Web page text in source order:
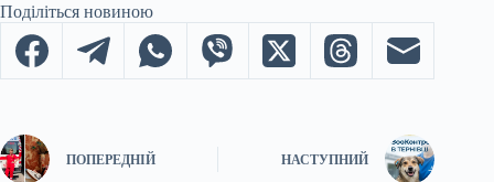
Поділіться новиною
ПОПЕРЕДНІЙ НАСТУПНИЙ